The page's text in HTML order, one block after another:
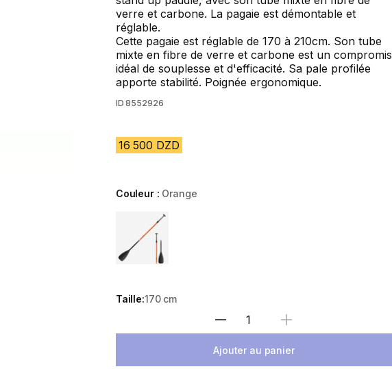
verre et carbone. La pagaie est démontable et
réglable.
Cette pagaie est réglable de 170 à 210cm. Son tube
mixte en fibre de verre et carbone est un compromis
idéal de souplesse et d'efficacité. Sa pale profilée
apporte stabilité. Poignée ergonomique.
ID 8552926
16 500 DZD
Couleur : Orange
Choose a variant
Taille:170 cm
Sélectionnez la quantité
Ajouter au panier